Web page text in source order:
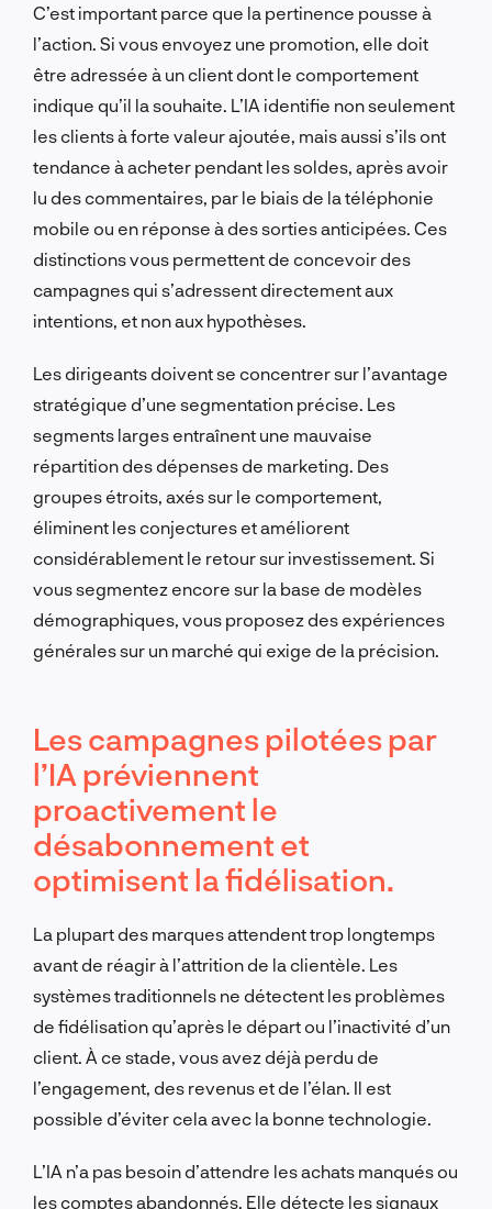
C’est important parce que la pertinence pousse à
l’action. Si vous envoyez une promotion, elle doit
être adressée à un client dont le comportement
indique qu’il la souhaite. L’IA identifie non seulement
les clients à forte valeur ajoutée, mais aussi s’ils ont
tendance à acheter pendant les soldes, après avoir
lu des commentaires, par le biais de la téléphonie
mobile ou en réponse à des sorties anticipées. Ces
distinctions vous permettent de concevoir des
campagnes qui s’adressent directement aux
intentions, et non aux hypothèses.
Les dirigeants doivent se concentrer sur l’avantage
stratégique d’une segmentation précise. Les
segments larges entraînent une mauvaise
répartition des dépenses de marketing. Des
groupes étroits, axés sur le comportement,
éliminent les conjectures et améliorent
considérablement le retour sur investissement. Si
vous segmentez encore sur la base de modèles
démographiques, vous proposez des expériences
générales sur un marché qui exige de la précision.
Les campagnes pilotées par
l’IA préviennent
proactivement le
désabonnement et
optimisent la fidélisation.
La plupart des marques attendent trop longtemps
avant de réagir à l’attrition de la clientèle. Les
systèmes traditionnels ne détectent les problèmes
de fidélisation qu’après le départ ou l’inactivité d’un
client. À ce stade, vous avez déjà perdu de
l’engagement, des revenus et de l’élan. Il est
possible d’éviter cela avec la bonne technologie.
L’IA n’a pas besoin d’attendre les achats manqués ou
les comptes abandonnés. Elle détecte les signaux